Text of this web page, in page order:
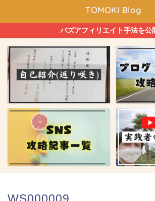
TOMOKI Blog
バズアフィリエイト手法を公